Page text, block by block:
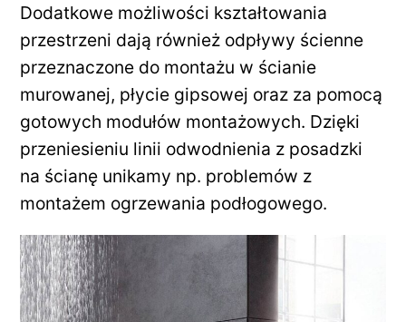
Dodatkowe możliwości kształtowania
przestrzeni dają również odpływy ścienne
przeznaczone do montażu w ścianie
murowanej, płycie gipsowej oraz za pomocą
gotowych modułów montażowych. Dzięki
przeniesieniu linii odwodnienia z posadzki
na ścianę unikamy np. problemów z
montażem ogrzewania podłogowego.